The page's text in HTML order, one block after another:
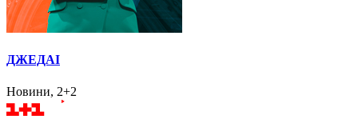
ДЖЕДАІ
Новини, 2+2